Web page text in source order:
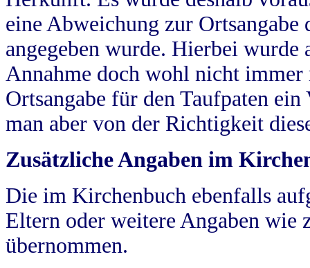
eine Abweichung zur
angegeben wurde. Hierbei wurde
Annahme doch wohl nicht
Ortsangabe für den Taufpaten
man aber von der Richtigkeit
Zusätzliche Angaben im
Die im Kirchenbuch ebenfalls
Eltern oder weitere Angaben wie
übernommen.